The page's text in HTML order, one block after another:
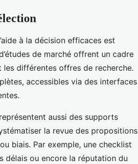
à la décision efficaces est
de marché offrent un cadre
différentes offres de recherche.
accessibles via des interfaces
aussi des supports
la revue des propositions
biais. Par exemple, une checklist
délais ou encore la réputation du